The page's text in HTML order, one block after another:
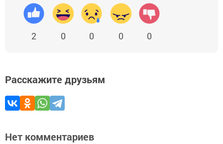
2 0 0 0 0
Расскажите друзьям
Нет комментариев